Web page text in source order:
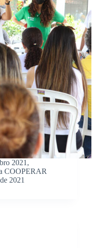
2021,
COOPERAR
2021